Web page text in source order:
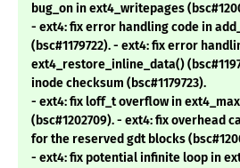
bug_on in ext4_writepages
- ext4: fix error handling code in
(bsc#1179722). - ext4: fix error
ext4_restore_inline_data()
inode checksum (bsc#1179723).
- ext4: fix loff_t overflow in
(bsc#1202709). - ext4: fix overhead
for the reserved gdt blocks
- ext4: fix potential infinite loop in